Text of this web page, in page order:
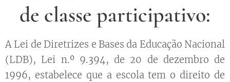
de classe participativo:
A Lei de Diretrizes e Bases da Educação Nacional
(LDB), Lei n.º 9.394, de 20 de dezembro de
1996, estabelece que a escola tem o direito de